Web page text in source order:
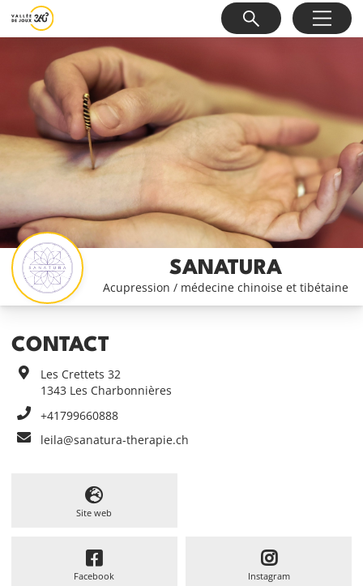
SANATURA
Acupression / médecine chinoise et tibétaine
CONTACT
Les Crettets 32
1343 Les Charbonnières
+41799660888
leila@sanatura-therapie.ch
Site web
Facebook Instagram